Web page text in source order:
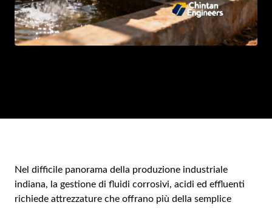
Nel difficile panorama della produzione industriale
indiana, la gestione di fluidi corrosivi, acidi ed effluenti
richiede attrezzature che offrano più della semplice